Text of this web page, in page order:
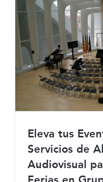
Eleva tus
Eleva tus
Servicios de
Audiovisual